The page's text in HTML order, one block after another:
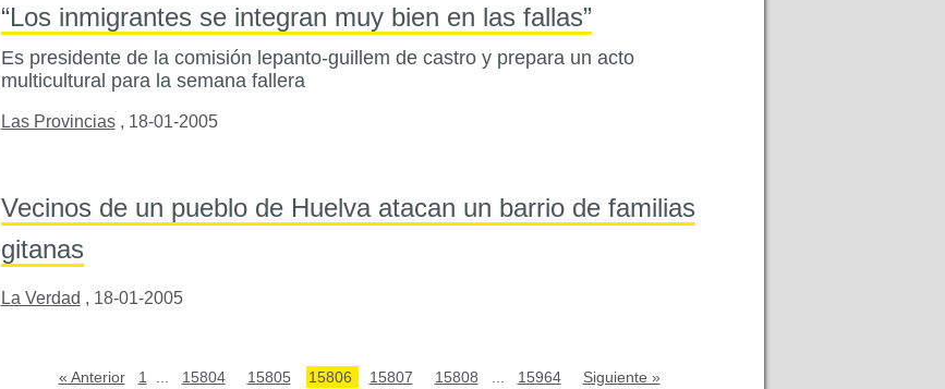
“Los inmigrantes se integran muy bien en las fallas”
Es presidente de la comisión lepanto-guillem de castro y prepara un acto
multicultural para la semana fallera
Las Provincias , 18-01-2005
Vecinos de un pueblo de Huelva atacan un barrio de familias
gitanas
La Verdad , 18-01-2005
« Anterior 1 15804 15805 15806 15807 15808 15964 Siguiente »